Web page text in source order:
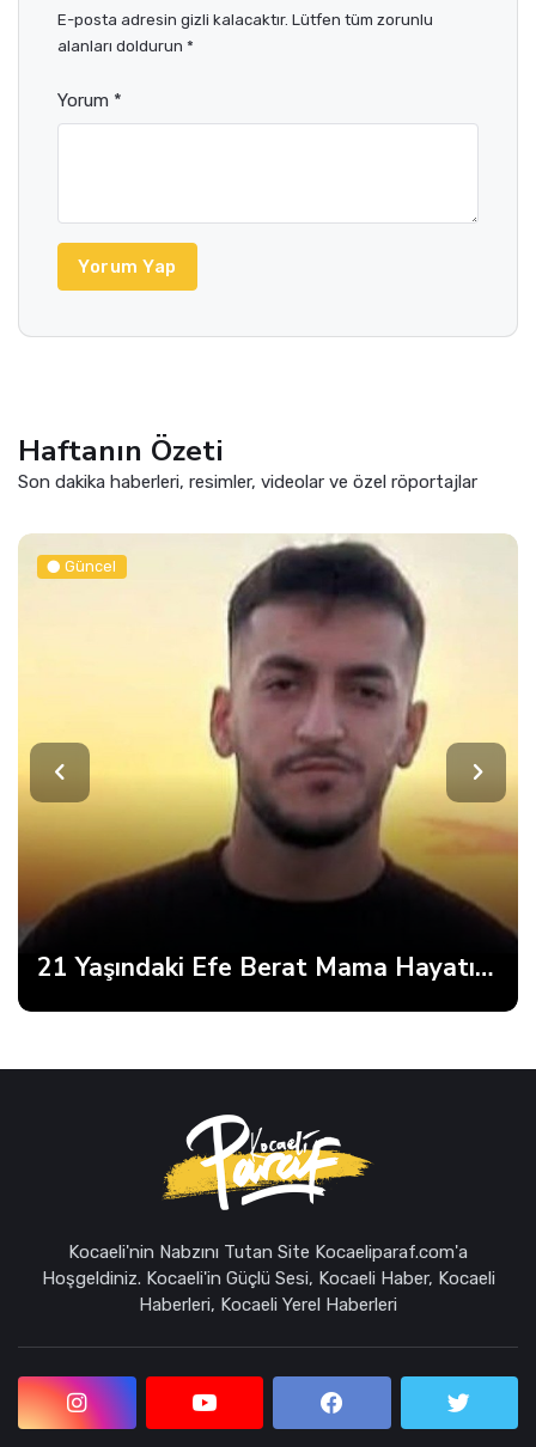
E-posta adresin gizli kalacaktır. Lütfen tüm zorunlu
alanları doldurun *
Yorum *
Yorum Yap
Haftanın Özeti
Son dakika haberleri, resimler, videolar ve özel röportajlar
Güncel
21 Yaşındaki Efe Berat Mama Hayatını Kaybetti
Kocaeli'nin Nabzını Tutan Site Kocaeliparaf.com'a
Hoşgeldiniz. Kocaeli'in Güçlü Sesi, Kocaeli Haber, Kocaeli
Haberleri, Kocaeli Yerel Haberleri